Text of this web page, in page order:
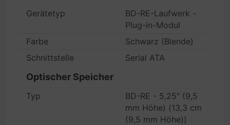
Gerätetyp
BD-RE-Laufwerk -
Plug-in-Modul
Farbe
Schwarz (Blende)
Schnittstelle
Serial ATA
Optischer Speicher
Typ
BD-RE - 5,25" (9,5
mm Höhe) (13,3 cm
(9,5 mm Höhe))